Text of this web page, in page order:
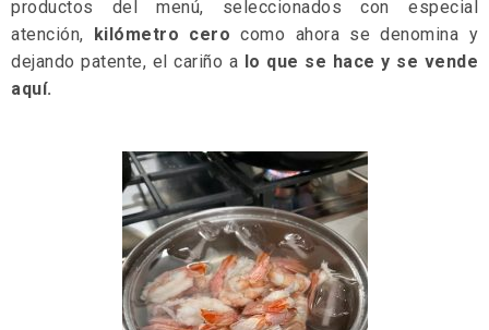
productos del menú, seleccionados con especial
atención,
kilómetro cero como ahora se denomina y
dejando patente, el cariño a lo que se hace y se vende
aquí.